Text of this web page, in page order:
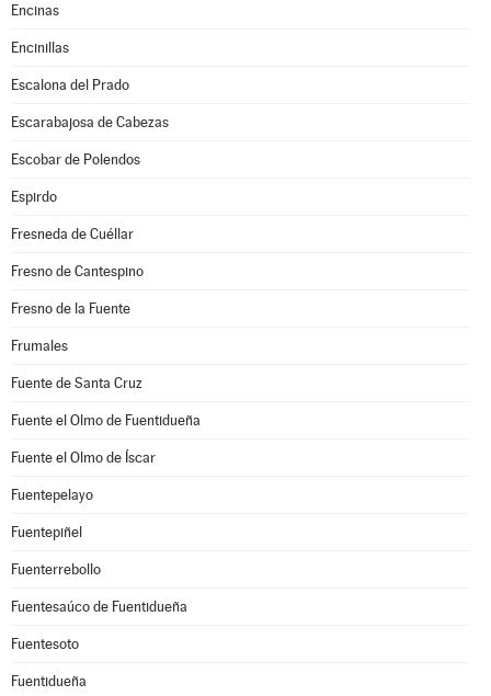
Encinas
Encinillas
Escalona del Prado
Escarabajosa de Cabezas
Escobar de Polendos
Espirdo
Fresneda de Cuéllar
Fresno de Cantespino
Fresno de la Fuente
Frumales
Fuente de Santa Cruz
Fuente el Olmo de Fuentidueña
Fuente el Olmo de Íscar
Fuentepelayo
Fuentepiñel
Fuenterrebollo
Fuentesaúco de Fuentidueña
Fuentesoto
Fuentidueña